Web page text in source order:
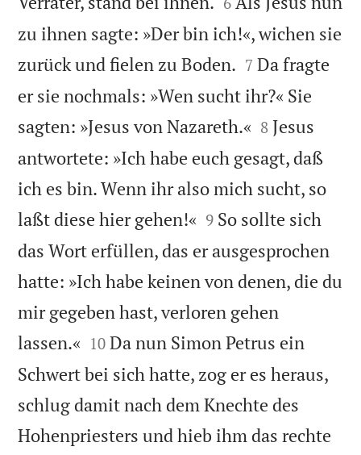
zu ihnen sagte: »Der bin ich!«, wichen sie
zurück und fielen zu Boden. 

7 Da fragte
er sie nochmals: »Wen sucht ihr?« Sie
sagten: »Jesus von Nazareth.« 

8 Jesus
antwortete: »Ich habe euch gesagt, daß
ich es bin. Wenn ihr also mich sucht, so
laßt diese hier gehen!« 

9 So sollte sich
das Wort erfüllen, das er ausgesprochen
hatte: »Ich habe keinen von denen, die du
mir gegeben hast, verloren gehen
lassen.« 

10 Da nun Simon Petrus ein
Schwert bei sich hatte, zog er es heraus,
schlug damit nach dem Knechte des
Hohenpriesters und hieb ihm das rechte